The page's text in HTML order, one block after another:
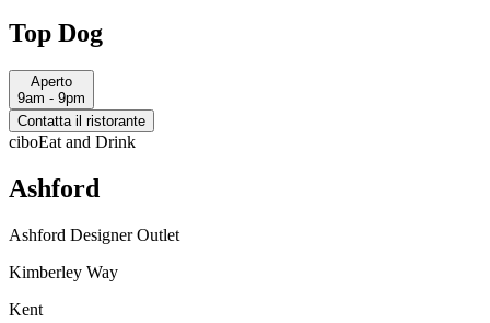
Top Dog
Aperto
9am - 9pm
Contatta il ristorante
ciboEat and Drink
Ashford
Ashford Designer Outlet
Kimberley Way
Kent